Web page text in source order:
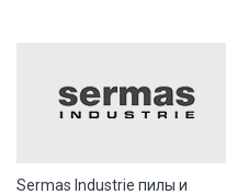
Sermas Industrie пилы и